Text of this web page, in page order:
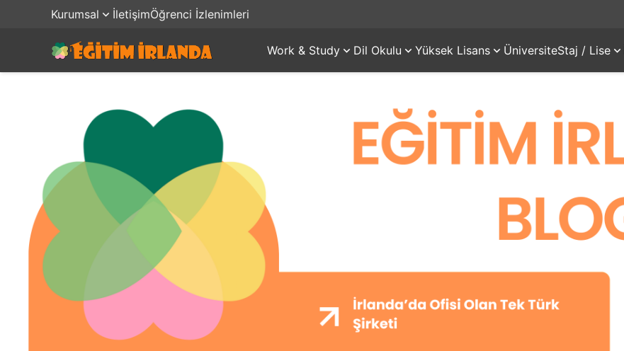
Kurumsal İletişimÖğrenci İzlenimleri
Work & Study Dil Okulu Yüksek Lisans ÜniversiteStaj / Lise